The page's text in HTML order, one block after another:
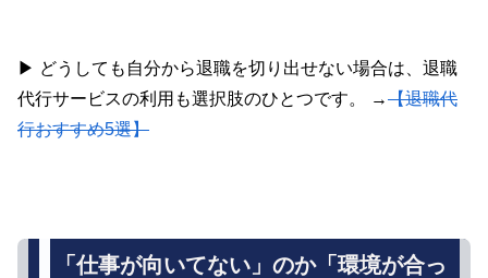
▶ どうしても自分から退職を切り出せない場合は、退職
代行サービスの利用も選択肢のひとつです。 →【退職代
行おすすめ5選】
「仕事が向いてない」のか「環境が合っ